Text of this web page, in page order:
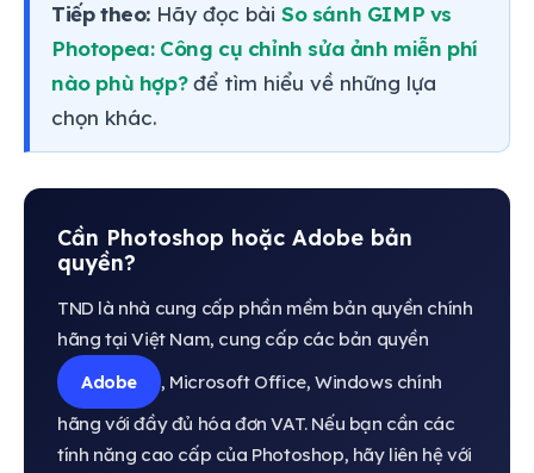
Tiếp theo: Hãy đọc bài So sánh GIMP vs
Photopea: Công cụ chỉnh sửa ảnh miễn phí
nào phù hợp?để tìm hiểu về những lựa
chọn khác.
Cần Photoshop hoặc Adobe bản
quyền?
TND là nhà cung cấp phần mềm bản quyền chính
hãng tại Việt Nam, cung cấp các bản quyền
Adobe
, Microsoft Office, Windows chính
hãng với đầy đủ hóa đơn VAT. Nếu bạn cần các
tính năng cao cấp của Photoshop, hãy liên hệ với